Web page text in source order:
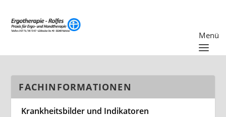
FACHINFORMATIONEN
Krankheitsbilder und Indikatoren